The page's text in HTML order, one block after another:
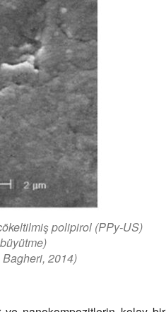
polipirol (PPy-US)
2014)